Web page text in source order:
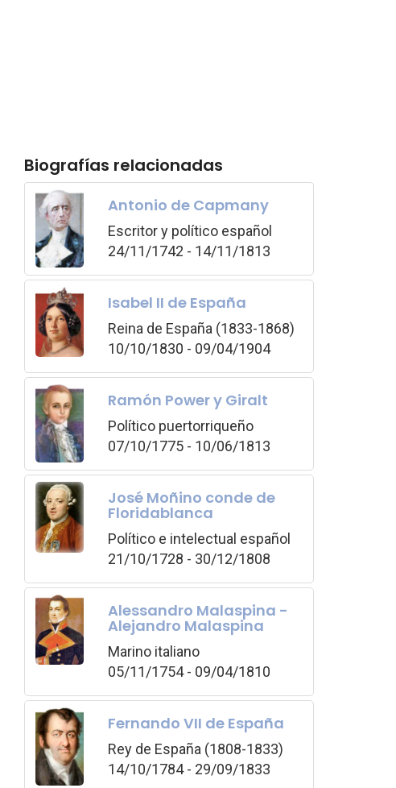
Biografías relacionadas
Antonio de Capmany
Escritor y político español
24/11/1742 - 14/11/1813
Isabel II de España
Reina de España (1833-1868)
10/10/1830 - 09/04/1904
Ramón Power y Giralt
Político puertorriqueño
07/10/1775 - 10/06/1813
José Moñino conde de
Floridablanca
Político e intelectual español
21/10/1728 - 30/12/1808
Alessandro Malaspina -
Alejandro Malaspina
Marino italiano
05/11/1754 - 09/04/1810
Fernando VII de España
Rey de España (1808-1833)
14/10/1784 - 29/09/1833